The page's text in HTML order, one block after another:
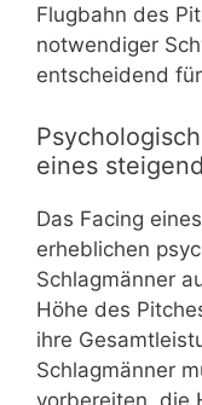
Flugbahn des
notwendiger
entscheidend
eines
Das Facing
erheblichen
Schlagmänner
Höhe des
ihre
Schlagmänner
vorbereiten, die